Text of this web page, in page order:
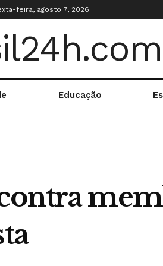
feira, agosto 7, 2026
Educação